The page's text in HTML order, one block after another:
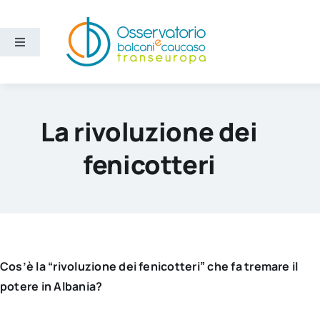
contenuto
Toggle
Aree
Temi
Ricerca e divulgazione
Chi siamo
La rivoluzione dei
fenicotteri
Cos’è la “rivoluzione dei fenicotteri” che fa tremare il
potere in Albania?